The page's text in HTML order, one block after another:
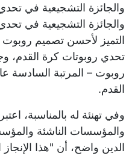
والجائزة التشجيعية في تحدي
والجائزة التشجيعية في
التميز لأحسن تصميم روبوت
تحدي روبوتات كرة القدم،
روبوت – المرتبة السادسة
القدم.
وفي تهنئة له بالمناسبة،
والمؤسسات الناشئة
الدين واضح، أن "هذا